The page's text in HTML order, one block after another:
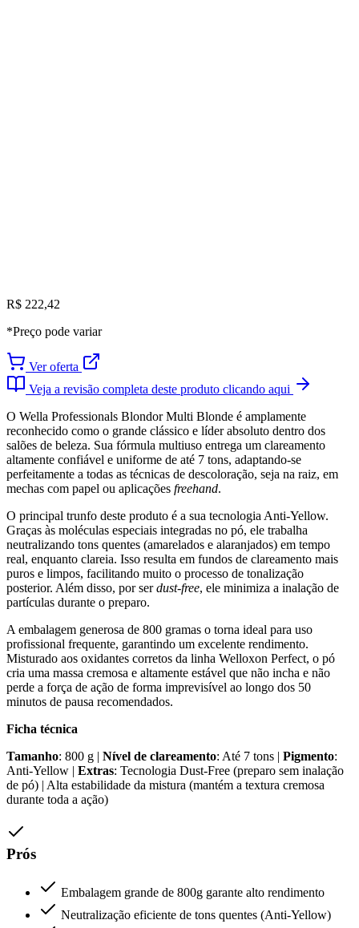
R$ 222,42
*Preço pode variar
Ver oferta
Veja a revisão completa deste produto clicando aqui
O Wella Professionals Blondor Multi Blonde é amplamente
reconhecido como o grande clássico e líder absoluto dentro dos
salões de beleza. Sua fórmula multiuso entrega um clareamento
altamente confiável e uniforme de até 7 tons, adaptando-se
perfeitamente a todas as técnicas de descoloração, seja na raiz, em
mechas com papel ou aplicações freehand.
O principal trunfo deste produto é a sua tecnologia Anti-Yellow.
Graças às moléculas especiais integradas no pó, ele trabalha
neutralizando tons quentes (amarelados e alaranjados) em tempo
real, enquanto clareia. Isso resulta em fundos de clareamento mais
puros e limpos, facilitando muito o processo de tonalização
posterior. Além disso, por serdust-free, ele minimiza a inalação de
partículas durante o preparo.
A embalagem generosa de 800 gramas o torna ideal para uso
profissional frequente, garantindo um excelente rendimento.
Misturado aos oxidantes corretos da linha Welloxon Perfect, o pó
cria uma massa cremosa e altamente estável que não incha e não
perde a força de ação de forma imprevisível ao longo dos 50
minutos de pausa recomendados.
Ficha técnica
Tamanho: 800 g | Nível de clareamento: Até 7 tons | Pigmento:
Anti-Yellow | Extras: Tecnologia Dust-Free (preparo sem inalação
de pó) | Alta estabilidade da mistura (mantém a textura cremosa
durante toda a ação)
Prós
Embalagem grande de 800g garante alto rendimento
Neutralização eficiente de tons quentes (Anti-Yellow)